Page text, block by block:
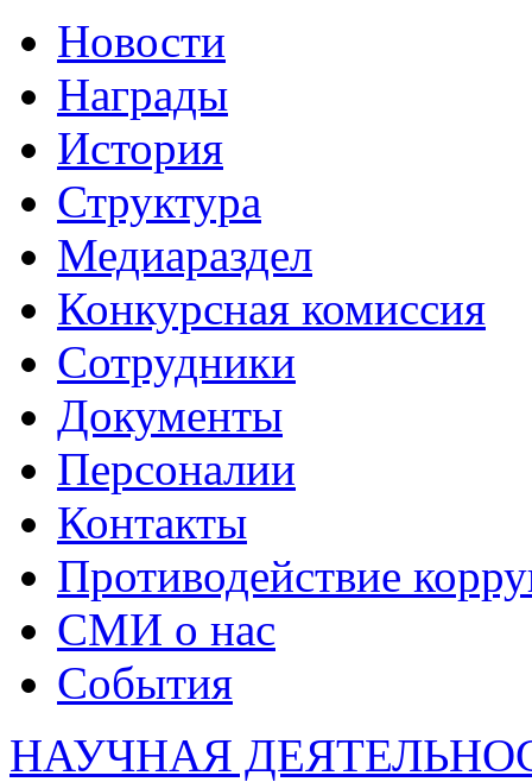
Новости
Награды
История
Структура
Медиараздел
Конкурсная комиссия
Сотрудники
Документы
Персоналии
Контакты
Противодействие
СМИ о нас
События
НАУЧНАЯ